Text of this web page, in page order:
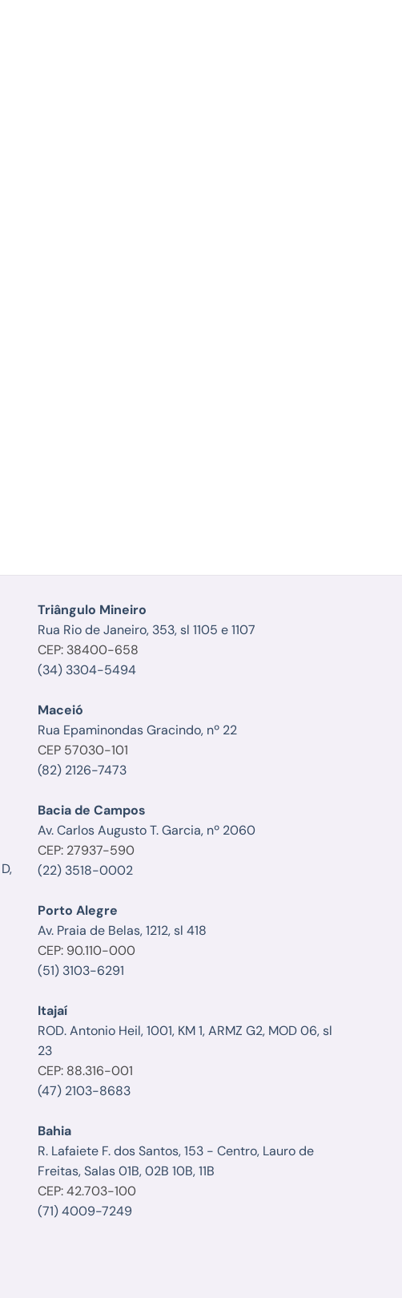
Triângulo Mineiro
Rua Rio de Janeiro, 353, sl 1105 e 1107
CEP: 38400-658
(34) 3304-5494
Maceió
Rua Epaminondas Gracindo, nº 22
CEP 57030-101
(82) 2126-7473
Bacia de Campos
Av. Carlos Augusto T. Garcia, nº 2060
CEP: 27937-590
(22) 3518-0002
Porto Alegre
Av. Praia de Belas, 1212, sl 418
CEP: 90.110-000
(51) 3103-6291
Itajaí
ROD. Antonio Heil, 1001, KM 1, ARMZ G2, MOD 06, sl
23
CEP: 88.316-001
(47) 2103-8683
Bahia
R. Lafaiete F. dos Santos, 153 - Centro, Lauro de
Freitas, Salas 01B, 02B 10B, 11B
CEP: 42.703-100
(71) 4009-7249